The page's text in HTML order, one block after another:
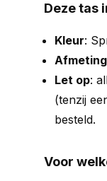
Deze tas
Kleur:
Afmeting
Let op:
(tenzij
besteld.
Voor